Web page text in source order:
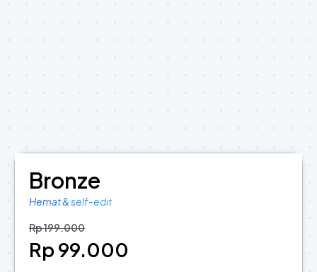
Bronze
Hemat & self-edit
Rp 199.000
Rp 99.000